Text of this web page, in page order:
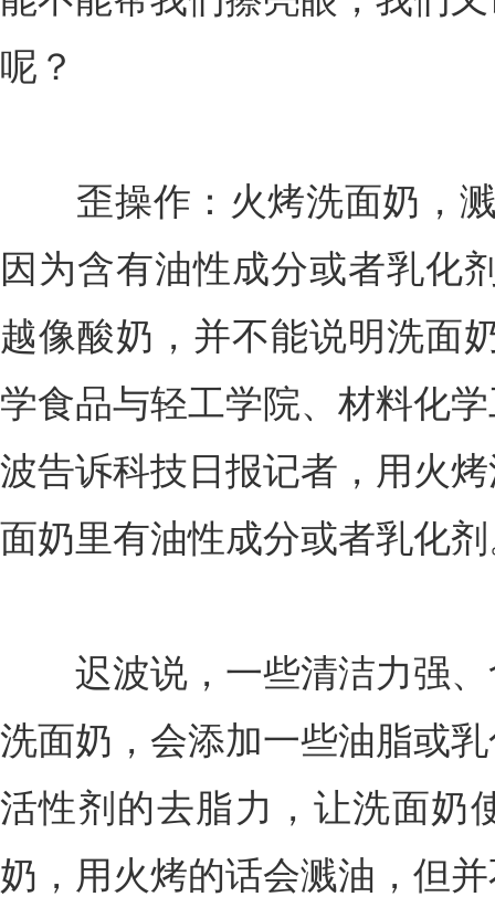
呢？
歪操作：火烤洗面奶，溅
因为含有油性成分或者乳化
越像酸奶，并不能说明洗面
学食品与轻工学院、材料化
波告诉科技日报记者，用火
面奶里有油性成分或者乳化
迟波说，一些清洁力强、
洗面奶，会添加一些油脂或
活性剂的去脂力，让洗面奶
奶，用火烤的话会溅油，但